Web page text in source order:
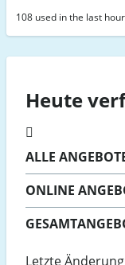
108 used in the last hour
Heute
ALLE
ONLINE
Letzte